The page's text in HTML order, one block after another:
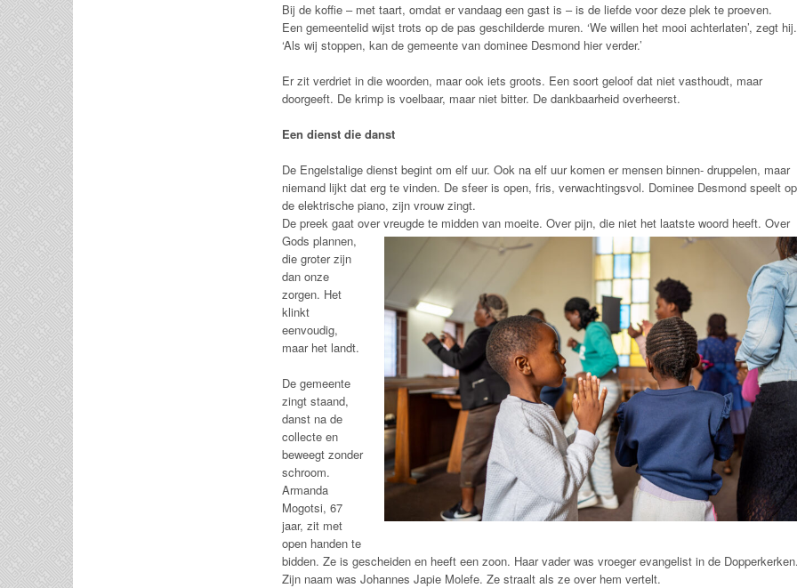
Bij de koffie – met taart, omdat er vandaag een gast is – is de liefde voor deze plek te proeven.
Een gemeentelid wijst trots op de pas geschilderde muren. ‘We willen het mooi achterlaten’, zegt hij.
‘Als wij stoppen, kan de gemeente van dominee Desmond hier verder.’
Er zit verdriet in die woorden, maar ook iets groots. Een soort geloof dat niet vasthoudt, maar
doorgeeft. De krimp is voelbaar, maar niet bitter. De dankbaarheid overheerst.
Een dienst die danst
De Engelstalige dienst begint om elf uur. Ook na elf uur komen er mensen binnen- druppelen, maar
niemand lijkt dat erg te vinden. De sfeer is open, fris, verwachtingsvol. Dominee Desmond speelt op
de elektrische piano, zijn vrouw zingt.
De preek gaat over vreugde te midden van moeite. Over pijn, die niet het laatste woord heeft. Over
Gods plannen,
die groter zijn
dan onze
zorgen. Het
klinkt
eenvoudig,
maar het landt.
De gemeente
zingt staand,
danst na de
collecte en
beweegt zonder
schroom.
Armanda
Mogotsi, 67
jaar, zit met
open handen te
bidden. Ze is gescheiden en heeft een zoon. Haar vader was vroeger evangelist in de
Zijn naam was Johannes Japie Molefe. Ze straalt als ze over hem vertelt.